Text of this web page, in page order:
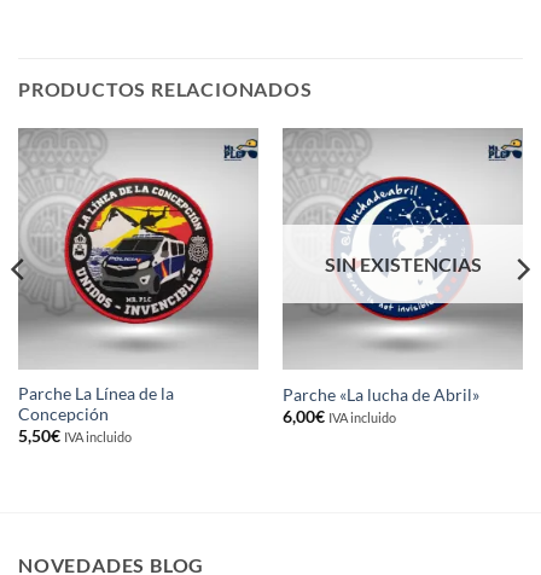
PRODUCTOS RELACIONADOS
Parche La Línea de la
Concepción
5,50€ IVA incluido
SIN EXISTENCIAS
Parche «La lucha de Abril»
6,00€ IVA incluido
NOVEDADES BLOG